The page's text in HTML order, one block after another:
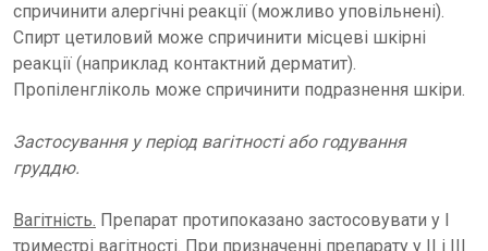
спричинити алергічні реакції (можливо уповільнені).
Спирт цетиловий може спричинити місцеві шкірні
реакції (наприклад контактний дерматит).
Пропіленгліколь може спричинити подразнення шкіри.
Застосування у період вагітності або годування
груддю.
Вагітність. Препарат протипоказано застосовувати у І
триместрі вагітності. При призначенні препарату у ІІ і ІІІ